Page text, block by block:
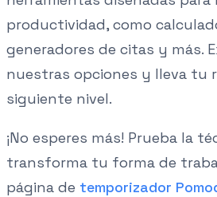
productividad, como
generadores de citas y más.
nuestras opciones y lleva tu
siguiente nivel.
¡No esperes más! Prueba la
transforma tu forma de
página de temporizador